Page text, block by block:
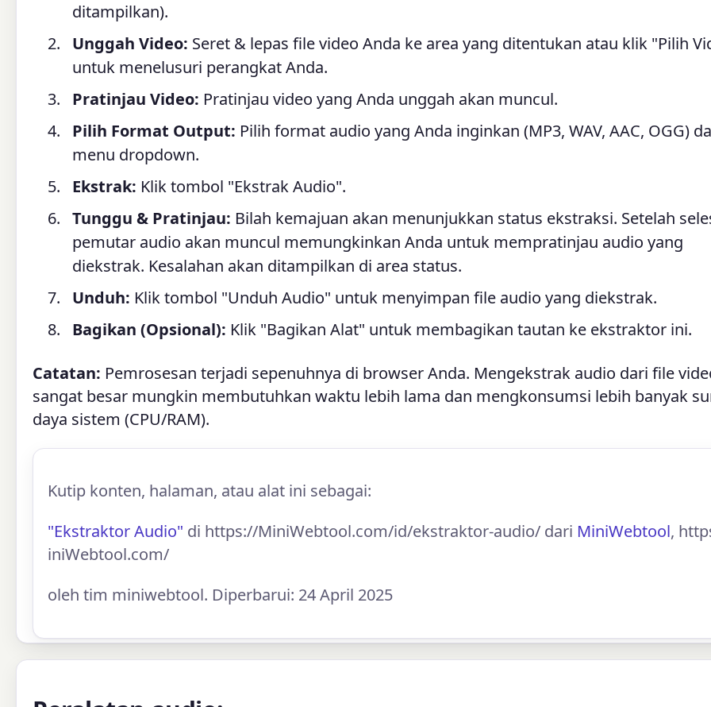
ditampilkan).
Unggah Video: Seret & lepas file video Anda ke area yang ditentukan atau klik "Pilih
untuk menelusuri perangkat Anda.
Pratinjau Video: Pratinjau video yang Anda unggah akan muncul.
Pilih Format Output: Pilih format audio yang Anda inginkan (MP3, WAV, AAC, OGG)
menu dropdown.
Ekstrak: Klik tombol "Ekstrak Audio".
Tunggu & Pratinjau: Bilah kemajuan akan menunjukkan status ekstraksi. Setelah
pemutar audio akan muncul memungkinkan Anda untuk mempratinjau audio yang
diekstrak. Kesalahan akan ditampilkan di area status.
Unduh: Klik tombol "Unduh Audio" untuk menyimpan file audio yang diekstrak.
Bagikan (Opsional): Klik "Bagikan Alat" untuk membagikan tautan ke ekstraktor ini.
Catatan: Pemrosesan terjadi sepenuhnya di browser Anda. Mengekstrak audio dari file
sangat besar mungkin membutuhkan waktu lebih lama dan mengkonsumsi lebih banyak
daya sistem (CPU/RAM).
Kutip konten, halaman, atau alat ini sebagai:
"Ekstraktor Audio" di https://MiniWebtool.com/id/ekstraktor-audio/ dari MiniWebtool,
iniWebtool.com/
oleh tim miniwebtool. Diperbarui: 24 April 2025